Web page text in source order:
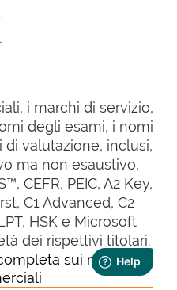
i marchi di servizio,
degli esami, i nomi
valutazione, inclusi,
ma non esaustivo,
CEFR, PEIC, A2 Key,
C1 Advanced, C2
HSK e Microsoft
dei rispettivi titolari.
sui marchi